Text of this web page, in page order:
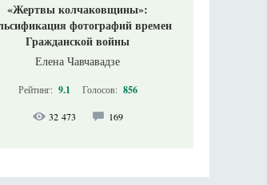
«Жертвы колчаковщины»:
фотографий времен
Гражданской войны
Елена Чавчавадзе
Рейтинг: 9.1 Голосов: 856
32 473 169